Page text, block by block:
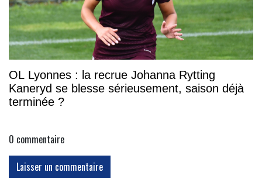
OL Lyonnes : la recrue Johanna Rytting
Kaneryd se blesse sérieusement, saison déjà
terminée ?
0 commentaire
Laisser un commentaire